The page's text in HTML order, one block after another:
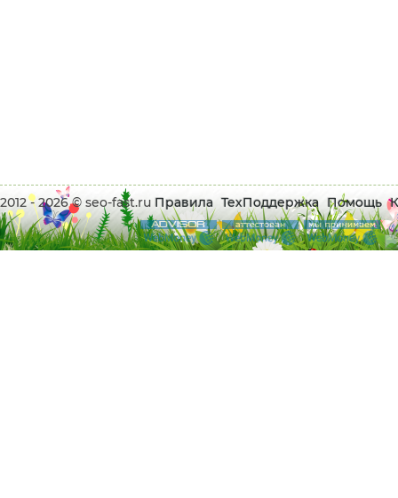
2012 - 2026 © seo-fast.ru Правила ТехПоддержка Помощь